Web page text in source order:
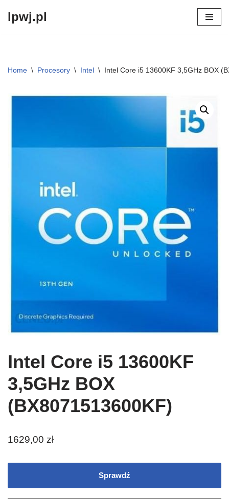
lpwj.pl
Home \ Procesory \ Intel \ Intel Core i5 13600KF 3,5GHz BOX
Intel Core i5 13600KF
3,5GHz BOX
(BX8071513600KF)
1629,00 zł
Sprawdź